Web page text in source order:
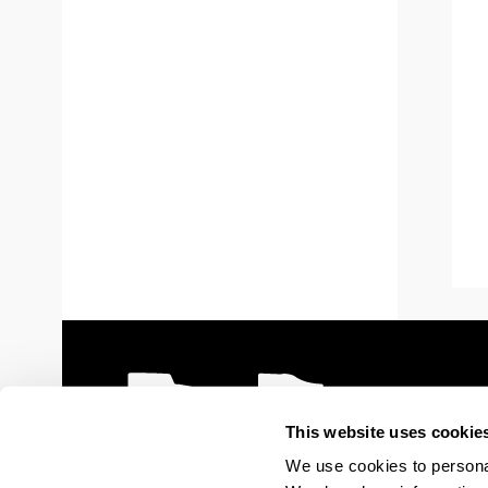
This website uses
We use cookies to